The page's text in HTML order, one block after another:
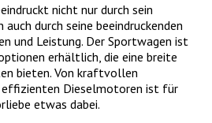
nicht nur durch sein
durch seine beeindruckenden
und Leistung. Der Sportwagen ist
erhältlich, die eine breite
bieten. Von kraftvollen
effizienten Dieselmotoren ist für
etwas dabei.